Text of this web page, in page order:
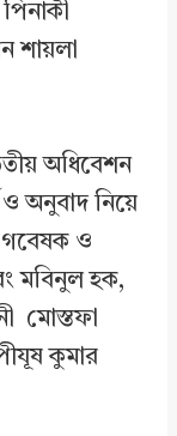
শায়লা
অধিবেশন
অনুবাদ নিয়ে
ও
মবিনুল হক,
মোস্তফা
কুমার